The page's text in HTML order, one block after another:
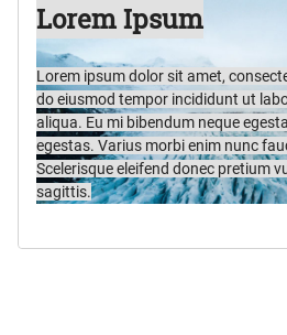
Lorem Ipsum
Lorem ipsum dolor sit amet,
do eiusmod tempor incididunt ut
aliqua. Eu mi bibendum neque
egestas. Varius morbi enim nunc
Scelerisque eleifend donec pretium
sagittis.